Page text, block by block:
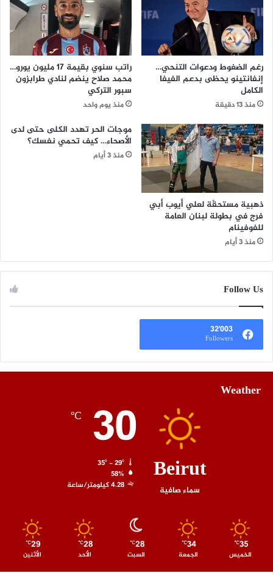
رغم الضغوط ودعوات التنحي…
إنفانتينو يحظى بدعم الفيفا
الكامل
منذ 13 دقيقة
راتب سنوي بقيمة 17 مليون يورو…
محمد صلاح ينضم لنادي طرابزون
سبور التركي
منذ يوم واحد
ذهبية مستحقّة لعلي أيوب أبي
فرج في بطولة لبنان العامة
للفوفينام
منذ 3 أيام
موجات الحر تهدد الكلى حتى لدى
الأصحاء… كيف تحمي نفسك؟
منذ 3 أيام
Follow Us
32٬003
Followers
Weather
Beirut
سماء صافية
30
℃
35º - 29º
58%
4.28 كيلومتر/ساعة
35
℃
الخميس
34
℃
الجمعة
28
℃
السبت
28
℃
الأحد
29
℃
الأثنين